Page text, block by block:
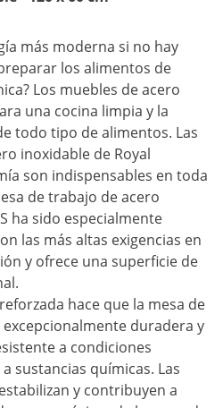
más moderna si no hay
los alimentos de
Los muebles de acero
una cocina limpia y la
todo tipo de alimentos. Las
inoxidable de Royal
son indispensables en toda
de trabajo de acero
ha sido especialmente
las más altas exigencias en
y ofrece una superficie de
hace que la mesa de
duradera y
a condiciones
sustancias químicas. Las
y contribuyen a